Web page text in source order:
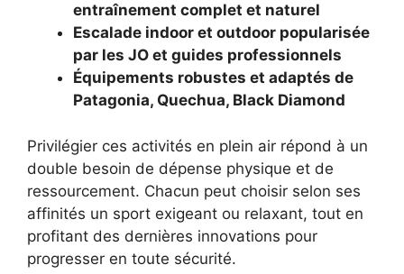
entraînement complet et naturel
Escalade indoor et outdoor popularisée
par les JO et guides professionnels
Équipements robustes et adaptés de
Patagonia, Quechua, Black Diamond
Privilégier ces activités en plein air répond à un
double besoin de dépense physique et de
ressourcement. Chacun peut choisir selon ses
affinités un sport exigeant ou relaxant, tout en
profitant des dernières innovations pour
progresser en toute sécurité.